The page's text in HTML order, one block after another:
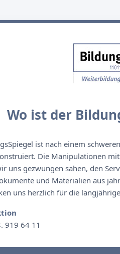
Wo ist der
ist nach einem
Die Manipulationen
uns gezwungen sahen, den
und Materialien aus
uns herzlich für die
919 64 11